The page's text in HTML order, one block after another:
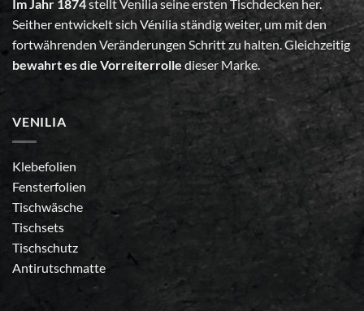
Im Jahr 1874stellt Venilia seine ersten Tischdecken her.
Seither entwickelt sich Vénilia ständig weiter, um mit den
fortwährenden Veränderungen Schritt zu halten. Gleichzeitig
bewahrt es die Vorreiterrolle dieser Marke.
VENILIA
Klebefolien
Fensterfolien
Tischwäsche
Tischsets
Tischschutz
Antirutschmatte